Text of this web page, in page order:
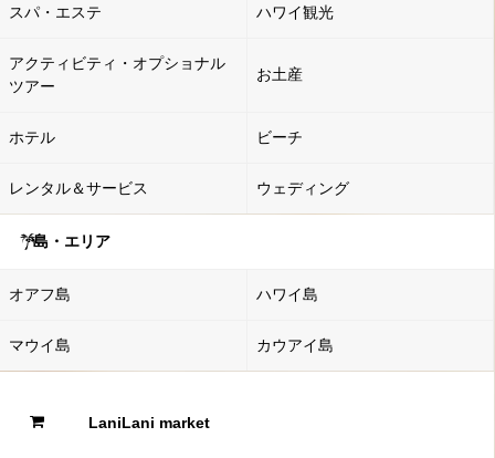
スパ・エステ ハワイ観光
アクティビティ・オプショナル
ツアー
お土産
ホテル ビーチ
レンタル＆サービス ウェディング
島・エリア
オアフ島 ハワイ島
マウイ島 カウアイ島
LaniLani market